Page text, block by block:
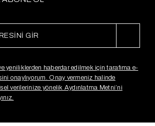
yeniliklerden haberdar edilmek için tarafıma e-
onaylıyorum. Onay vermeniz halinde
verilerinize yönelik Aydınlatma Metni’ni